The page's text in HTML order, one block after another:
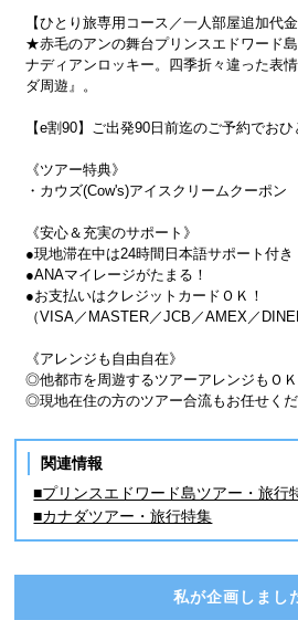
【ひとり旅専用コース／一人部屋追加代金
★赤毛のアンの舞台プリンスエドワード
ナディアンロッキー。四季折々違った表
ダ周遊』。
【e割90】ご出発90日前迄のご予約でお
《ツアー特典》
・カウズ(Cow's)アイスクリームクーポン
《安心＆充実のサポート》
●現地滞在中は24時間日本語サポート付き
●ANAマイレージがたまる！
●お支払いはクレジットカードＯＫ！
（VISA／MASTER／JCB／AMEX／
《アレンジも自由自在》
◎他都市を周遊するツアーアレンジもＯＫ
◎現地在住の方のツアー合流もお任せくだ
関連情報
■プリンスエドワード島ツアー・旅行
■カナダツアー・旅行特集
私が企画しまし